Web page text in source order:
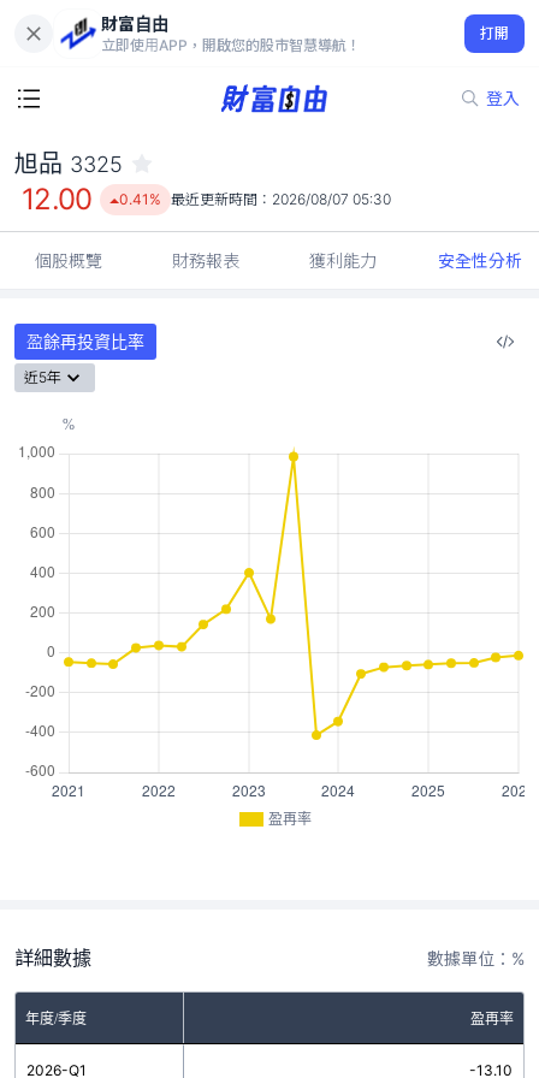
財富自由
立即使用APP，開啟您的股市智慧導航！
打開
登入
12.00
0.41%
旭品 3325
12.00 0.41% 最近更新時間： 2026/08/07 05:30
個股概覽 財務報表 獲利能力 安全性分析
盈餘再投資比率
近5年
盈再率
詳細數據 數據單位：%
年度/季度 盈再率
2026-Q1 -13.10